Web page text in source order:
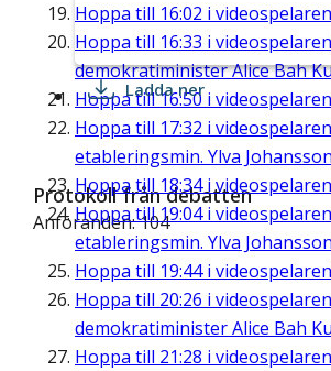
Hoppa till 16:02 i videospelaren
Hoppa till 16:33 i videospelaren
demokratiminister Alice Bah
Hoppa till16:50 i videospelaren
Hoppa till 17:32 i videospelaren
etableringsmin. Ylva
Hoppa till 18:34i videospelaren
Hoppa till19:04i videospelaren
etableringsmin. Ylva
Hoppa till 19:44i videospelaren
Hoppa till 20:26 i videospelaren
demokratiminister Alice Bah
Hoppa till 21:28 i videospelaren
Ladda ner
Protokoll från debatten
Anföranden: 104